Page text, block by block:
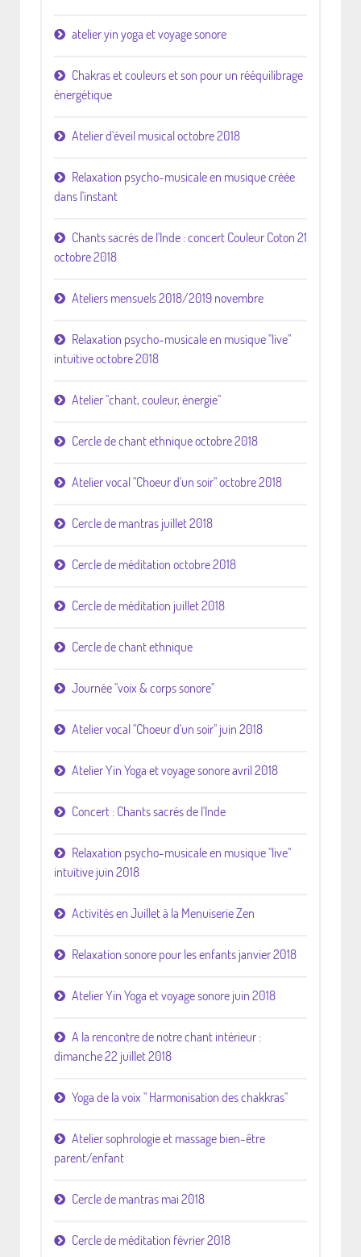
atelier yin yoga et voyage sonore
Chakras et couleurs et son pour un rééquilibrage
énergétique
Atelier d'éveil musical octobre 2018
Relaxation psycho-musicale en musique créée
dans l'instant
Chants sacrés de l'Inde : concert Couleur Coton 21
octobre 2018
Ateliers mensuels 2018/2019 novembre
Relaxation psycho-musicale en musique "live"
intuitive octobre 2018
Atelier "chant, couleur, énergie"
Cercle de chant ethnique octobre 2018
Atelier vocal "Choeur d'un soir" octobre 2018
Cercle de mantras juillet 2018
Cercle de méditation octobre 2018
Cercle de méditation juillet 2018
Cercle de chant ethnique
Journée "voix & corps sonore"
Atelier vocal "Choeur d'un soir" juin 2018
Atelier Yin Yoga et voyage sonore avril 2018
Concert : Chants sacrés de l'Inde
Relaxation psycho-musicale en musique "live"
intuitive juin 2018
Activités en Juillet à la Menuiserie Zen
Relaxation sonore pour les enfants janvier 2018
Atelier Yin Yoga et voyage sonore juin 2018
A la rencontre de notre chant intérieur :
dimanche 22 juillet 2018
Yoga de la voix " Harmonisation des chakkras"
Atelier sophrologie et massage bien-être
parent/enfant
Cercle de mantras mai 2018
Cercle de méditation février 2018